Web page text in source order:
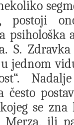
postoji
S.
jednom
često
se
Merza, ili